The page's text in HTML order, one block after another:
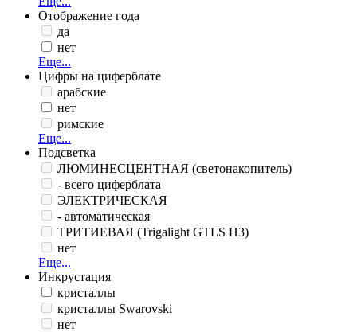
Отображение года
да
нет
Еще...
Цифры на циферблате
арабские
нет
римские
Еще...
Подсветка
ЛЮМИНЕСЦЕНТНАЯ (светонакопитель)
- всего циферблата
ЭЛЕКТРИЧЕСКАЯ
- автоматическая
ТРИТИЕВАЯ (Trigalight GTLS H3)
нет
Еще...
Инкрустация
кристаллы
кристаллы Swarovski
нет